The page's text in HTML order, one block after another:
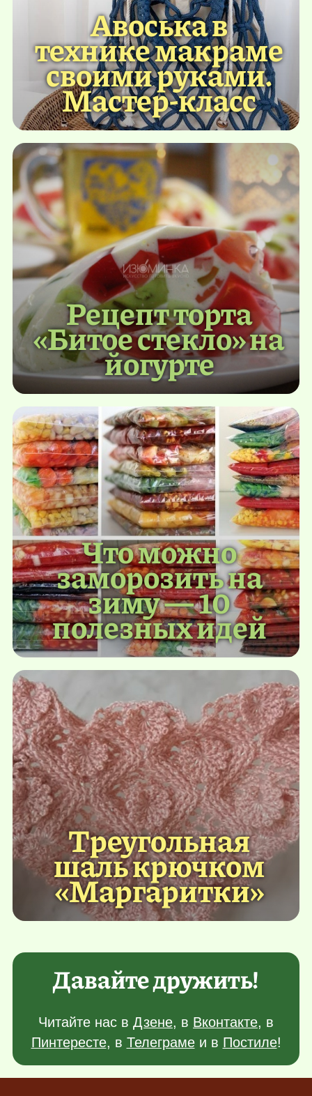
Авоська в
технике макраме
своими руками.
Мастер-класс
Рецепт торта
«Битое стекло» на
йогурте
Что можно
заморозить на
зиму — 10
полезных идей
Треугольная
шаль крючком
«Маргаритки»
Давайте дружить!
Читайте нас в Дзене, в Вконтакте, в
Пинтересте, в Телеграмеи в Постиле!